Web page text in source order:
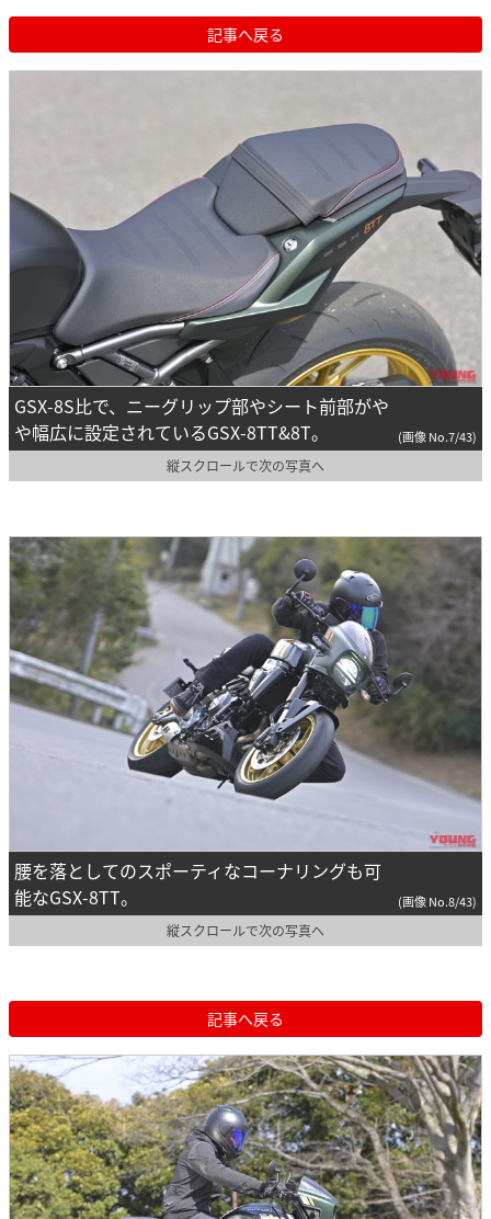
記事へ戻る
GSX-8S比で、ニーグリップ部やシート前部がや
や幅広に設定されているGSX-8TT&8T。
(画像 No.7/43)
縦スクロールで次の写真へ
腰を落としてのスポーティなコーナリングも可
能なGSX-8TT。
(画像 No.8/43)
縦スクロールで次の写真へ
記事へ戻る